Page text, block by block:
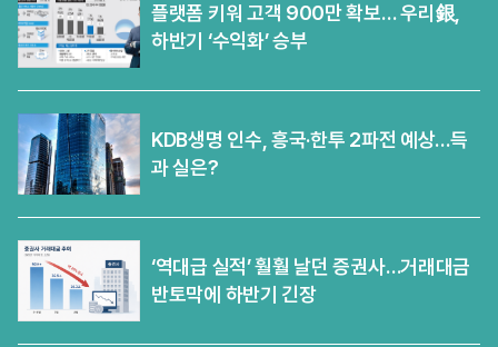
플랫폼 키워 고객 900만 확보… 우리銀,
하반기 ‘수익화’ 승부
KDB생명 인수, 흥국·한투 2파전 예상…득
과 실은?
‘역대급 실적’ 훨훨 날던 증권사…거래대금
반토막에 하반기 긴장